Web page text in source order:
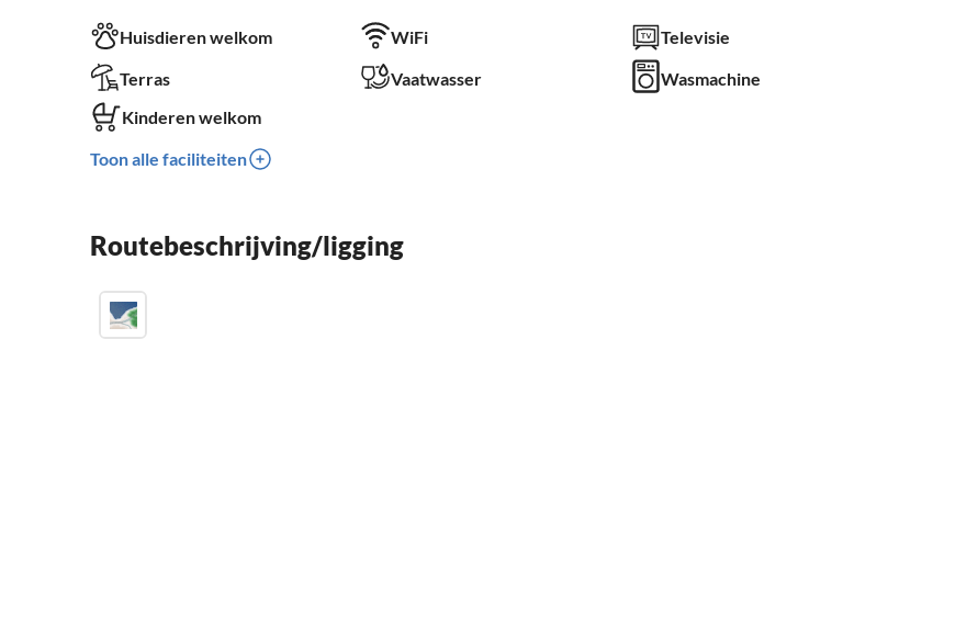
Huisdieren welkom WiFi
Televisie
Terras
Vaatwasser
Wasmachine
Kinderen welkom
Toon alle faciliteiten
Routebeschrijving/ligging